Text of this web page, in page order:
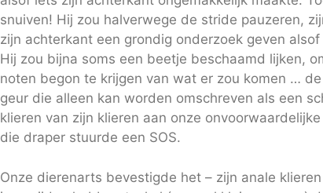
snuiven! Hij zou halverwege de stride pauzeren,
zijn achterkant een grondig onderzoek geven
Hij zou bijna soms een beetje beschaamd lijken,
noten begon te krijgen van wat er zou komen …
geur die alleen kan worden omschreven als een
klieren van zijn klieren aan onze
die draper stuurde een SOS.
Onze dierenarts bevestigde het – zijn anale